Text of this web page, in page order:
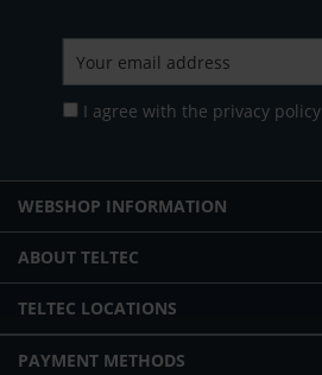
I agree with the privacy policy
WEBSHOP INFORMATION
ABOUT TELTEC
TELTEC LOCATIONS
PAYMENT METHODS